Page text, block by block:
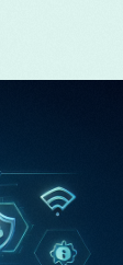
తెలుగు